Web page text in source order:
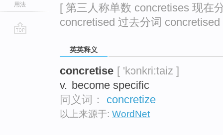
用法
[ 第三人称单数 concretises 现在
concretised 过去分词 concretised
英英释义
concretise [ 'kɔnkri:taiz ]
v. become specific
同义词： concretize
以上来源于: WordNet